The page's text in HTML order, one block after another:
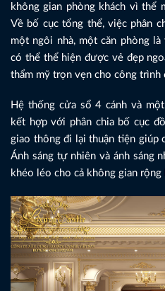
không gian phòng khách vì thể
Về bố cục tổng thể, việc phân
một ngôi nhà, một căn phòng
có thể thể hiện được vẻ đẹp
thẩm mỹ trọn vẹn cho công trình
Hệ thống cửa sổ 4 cánh và
kết hợp với phân chia bố cục
giao thông đi lại thuận tiện giúp
Ánh sáng tự nhiên và ánh sáng
khéo léo cho cả không gian rộng